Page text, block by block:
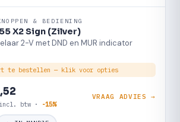
& BEDIENING
X2 Sign (Zilver)
2-V met DND en MUR indicator
te bestellen — klik voor opties
btw · -15%
VRAAG ADVIES →